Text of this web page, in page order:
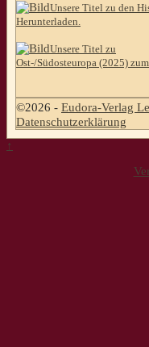
Unsere Titel zu den
Herunterladen.
Unsere Titel zu
Ost-/Südosteuropa (2025)
©2026 - Eudora-Verlag
Datenschutzerklärung
↑